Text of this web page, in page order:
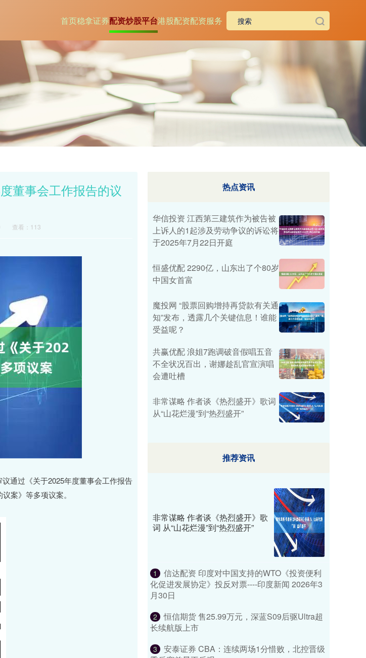
首页稳拿证券配资炒股平台港股配资配资服务
董事会工作报告的议
查看：113
通过《关于2025年度董事会工作报告
案》等多项议案。
热点资讯
华信投资 江西第三建筑作为被告被
上诉人的1起涉及劳动争议的诉讼将
于2025年7月22日开庭
恒盛优配 2290亿，山东出了个80岁
中国女首富
魔投网 “股票回购增持再贷款有关通
知”发布，透露几个关键信息！谁能
受益呢？
共赢优配 浪姐7跑调破音假唱五音
不全状况百出，谢娜趁乱官宣演唱
会遭吐槽
非常谋略 作者谈《热烈盛开》歌词
从“山花烂漫”到“热烈盛开”
推荐资讯
非常谋略 作者谈《热烈盛开》歌
词 从“山花烂漫”到“热烈盛开”
1
信达配资 印度对中国支持的WTO《投资便利
化促进发展协定》投反对票----印度新闻 2026年3
月30日
2
恒信期货 售25.99万元，深蓝S09后驱Ultra超
长续航版上市
3
安泰证券 CBA：连续两场1分惜败，北控晋级